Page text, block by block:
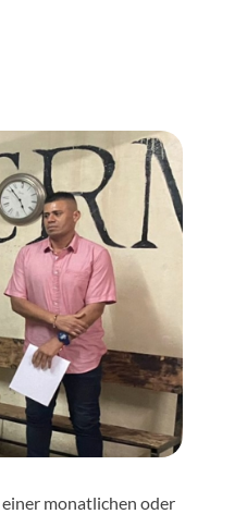
monatlichen oder